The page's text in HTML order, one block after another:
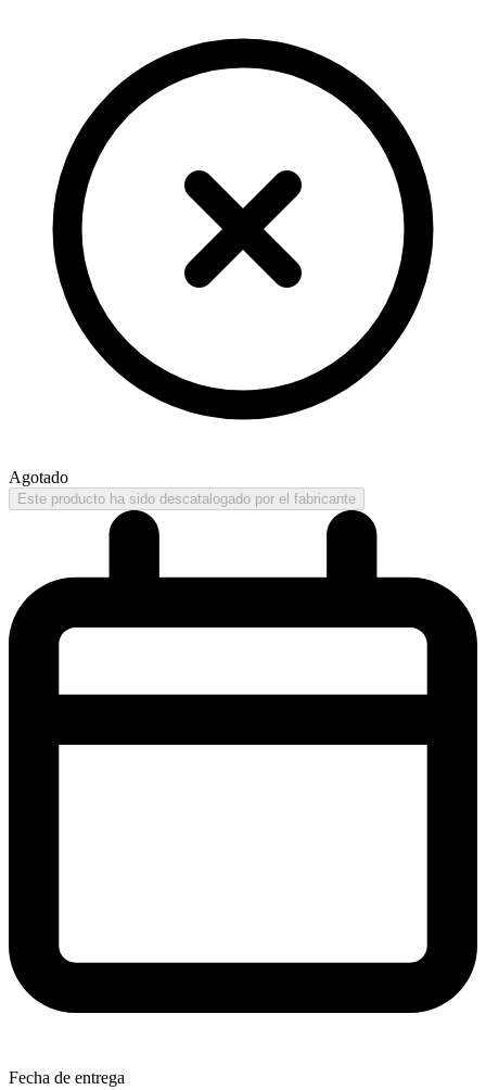
Agotado
Este producto ha sido descatalogado por el fabricante
Fecha de entrega